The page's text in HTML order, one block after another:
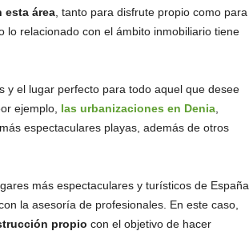
esta área, tanto para disfrute propio como para
relacionado con el ámbito inmobiliario tiene
y el lugar perfecto para todo aquel que desee
ejemplo, las urbanizaciones en Denia,
espectaculares playas, además de otros
más espectaculares y turísticos de España,
la asesoría de profesionales. En este caso,
propio con el objetivo de hacer